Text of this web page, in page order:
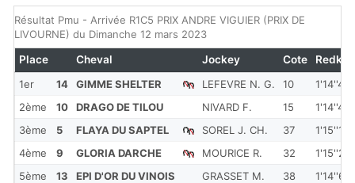
Résultat Pmu - Arrivée R1C5 PRIX ANDRE VIGUIER (PRIX DE
LIVOURNE) du Dimanche 12 mars 2023
1er 14 GIMME SHELTER LEFEVRE N. G. 10
1'14''40
2ème
10 DRAGO DE TILOU NIVARD F. 15
1'14''40
3ème
5 FLAYA DU SAPTEL SOREL J. CH. 37
1'15''10
4ème
9 GLORIA DARCHE MOURICE R. 32
1'15''20
5ème
13 EPI D'OR DU VINOIS GRASSET M. 38
1'14''60
Place Cheval Jockey Cote Redkm